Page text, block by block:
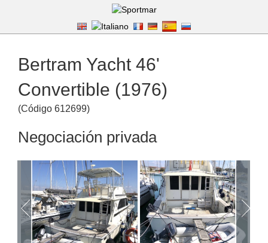
Bertram Yacht 46'
Convertible (1976)
(Código 612699)
Negociación privada